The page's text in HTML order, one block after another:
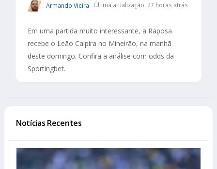
Armando Vieira Última atualização: 27 horas atrás
Em uma partida muito interessante, a Raposa
recebe o Leão Caipira no Mineirão, na manhã
deste domingo. Confira a análise com odds da
Sportingbet.
Notícias Recentes